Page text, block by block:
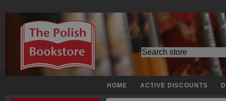
HOME ACTIVE DISCOUNTS